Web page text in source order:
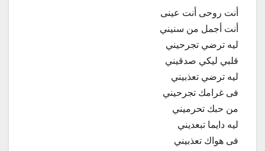
أنت روحى أنت عينى
أنت أجمل من سنيني
ليه ترضي تجرحيني
قلبي ليكي صدقيني
ليه ترضي تعذبيني
فى غرامك تجرحيني
من حبك تحرميني
ليه دايما تبعديني
فى هواك تعذبيني